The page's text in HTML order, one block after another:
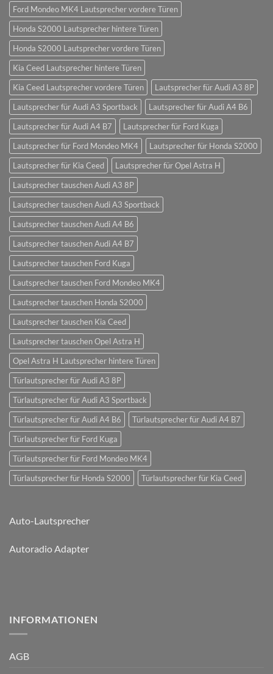
Ford Mondeo MK4 Lautsprecher vordere Türen
Honda S2000 Lautsprecher hintere Türen
Honda S2000 Lautsprecher vordere Türen
Kia Ceed Lautsprecher hintere Türen
Kia Ceed Lautsprecher vordere Türen
Lautsprecher für Audi A3 8P
Lautsprecher für Audi A3 Sportback
Lautsprecher für Audi A4 B6
Lautsprecher für Audi A4 B7
Lautsprecher für Ford Kuga
Lautsprecher für Ford Mondeo MK4
Lautsprecher für Honda S2000
Lautsprecher für Kia Ceed
Lautsprecher für Opel Astra H
Lautsprecher tauschen Audi A3 8P
Lautsprecher tauschen Audi A3 Sportback
Lautsprecher tauschen Audi A4 B6
Lautsprecher tauschen Audi A4 B7
Lautsprecher tauschen Ford Kuga
Lautsprecher tauschen Ford Mondeo MK4
Lautsprecher tauschen Honda S2000
Lautsprecher tauschen Kia Ceed
Lautsprecher tauschen Opel Astra H
Opel Astra H Lautsprecher hintere Türen
Türlautsprecher für Audi A3 8P
Türlautsprecher für Audi A3 Sportback
Türlautsprecher für Audi A4 B6
Türlautsprecher für Audi A4 B7
Türlautsprecher für Ford Kuga
Türlautsprecher für Ford Mondeo MK4
Türlautsprecher für Honda S2000
Türlautsprecher für Kia Ceed
Auto-Lautsprecher
Autoradio Adapter
INFORMATIONEN
AGB